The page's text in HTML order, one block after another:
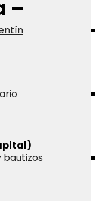
bautizos
–